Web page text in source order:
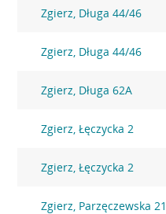
Zgierz, Długa 44/46
Zgierz, Długa 44/46
Zgierz, Długa 62A
Zgierz, Łęczycka 2
Zgierz, Łęczycka 2
Zgierz, Parzęczewska 21